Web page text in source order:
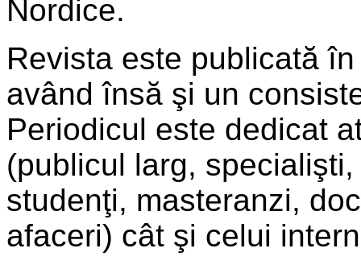
Nordice.
Revista este publicată
având însă şi un
Periodicul este dedicat
(publicul larg,
studenţi, masteranzi,
afaceri) cât şi celui